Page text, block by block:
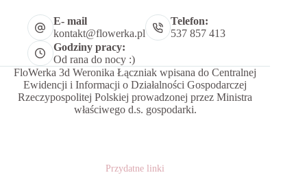
E- mail
kontakt@flowerka.pl
Telefon:
537 857 413
Godziny pracy:
Od rana do nocy :)
FloWerka 3d Weronika Łączniak wpisana do Centralnej
Ewidencji i Informacji o Działalności Gospodarczej
Rzeczypospolitej Polskiej prowadzonej przez Ministra
właściwego d.s. gospodarki.
Przydatne linki